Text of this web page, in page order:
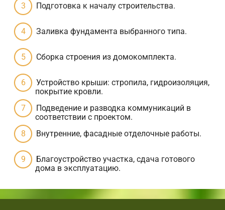
Подготовка к началу строительства.
Заливка фундамента выбранного типа.
Сборка строения из домокомплекта.
Устройство крыши: стропила, гидроизоляция,
покрытие кровли.
Подведение и разводка коммуникаций в
соответствии с проектом.
Внутренние, фасадные отделочные работы.
Благоустройство участка, сдача готового
дома в эксплуатацию.